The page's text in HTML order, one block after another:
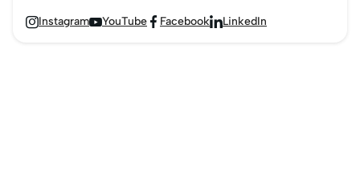
InstagramYouTube  FacebookLinkedIn